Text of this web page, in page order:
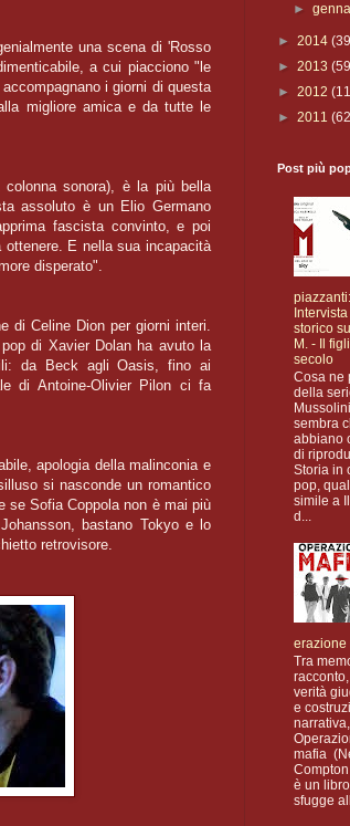
una scena di 'Rosso
a cui piacciono "le
i giorni di questa
migliore amica e da tutte le
colonna sonora), è la più bella
assoluto è un Elio Germano
fascista convinto, e poi
E nella sua incapacità
disperato".
di Celine Dion per giorni interi.
di Xavier Dolan ha avuto la
da Beck agli Oasis, fino ai
di Antoine-Olivier Pilon ci fa
apologia della malinconia e
si nasconde un romantico
se Sofia Coppola non è mai più
bastano Tokyo e lo
retrovisore.
►
► 2014
► 2013
► 2012
► 2011
Post più
piazzanti:
storico
M. - Il
secolo
Cosa ne
della
sembra
abbiano
di
Storia in
pop,
simile a
d...
erazione
Tra
verità
e
narrativa,
mafia
è un
sfugge